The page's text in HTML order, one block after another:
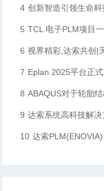
4 创新智造引领生命科技 |
5 TCL 电子PLM项目
6 视界精彩,达索共创|天马
7 Eplan 2025平台正
8 ABAQUS对于轮胎
9 达索系统高科技解决
10 达索PLM(ENOVIA) 助力协鑫融合多